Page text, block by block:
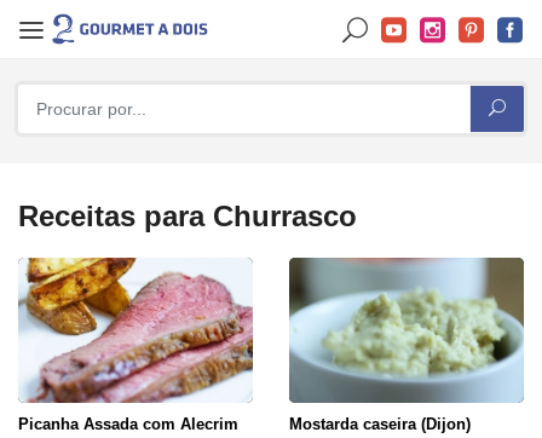
Receitas para Churrasco
Picanha Assada com Alecrim Mostarda caseira (Dijon)